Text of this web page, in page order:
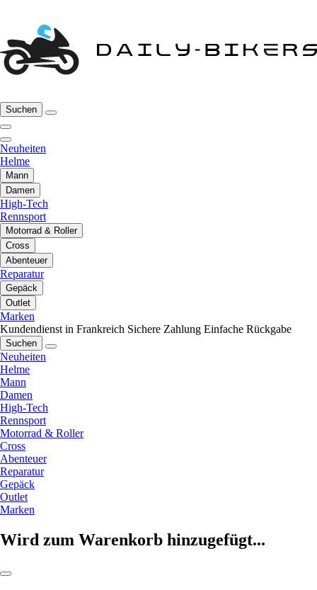
Suchen
Neuheiten
Helme
Mann
Damen
High-Tech
Rennsport
Motorrad & Roller
Cross
Abenteuer
Reparatur
Gepäck
Outlet
Marken
Kundendienst in Frankreich Sichere Zahlung Einfache Rückgabe
Suchen
Neuheiten
Helme
Mann
Damen
High-Tech
Rennsport
Motorrad & Roller
Cross
Abenteuer
Reparatur
Gepäck
Outlet
Marken
Wird zum Warenkorb hinzugefügt...